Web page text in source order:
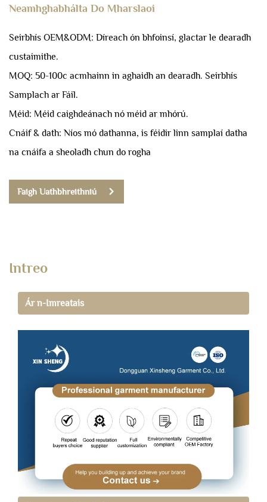
Neamhghabhálta Do Mharslaoi
Seirbhís OEM&ODM: Díreach ón bhfoinsí, glactar le dearadh
custaimithe.
MOQ: 50-100c acmhainn in aghaidh an dearadh. Seirbhís
Samplach ar Fáil.
Méid: Méid caighdeánach nó méid ar mhórú.
Cnáif & dath: Níos mó dathanna, is féidir linn samplaí datha
na cnáifa a sheoladh chun do rogha
Faigh Uathbhreithniú
Intreo
Ár n-Imreatais